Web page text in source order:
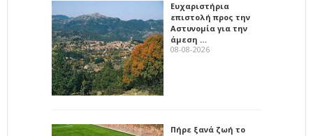
Ευχαριστήρια
επιστολή προς την
Αστυνομία για την
άμεση …
08-08-2026
Πήρε ξανά ζωή το